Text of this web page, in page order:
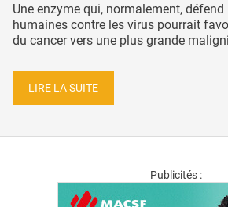
Une enzyme qui, normalement,
humaines contre les virus pourrait
du cancer vers une plus grande
LIRE LA SUITE
Publicités :